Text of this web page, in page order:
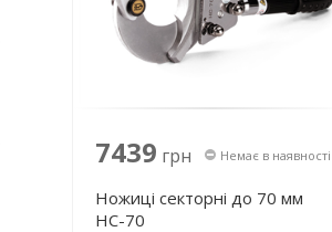
7439 грн Немає в наявності
Ножиці секторні до 70 мм
НС-70